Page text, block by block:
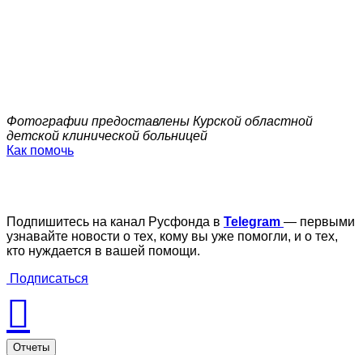
Фотографии предоставлены Курской областной
детской клинической больницей
Как помочь
Подпишитесь на канал Русфонда в Telegram — первыми
узнавайте новости о тех, кому вы уже помогли, и о тех,
кто нуждается в вашей помощи.
Подписаться
Отчеты